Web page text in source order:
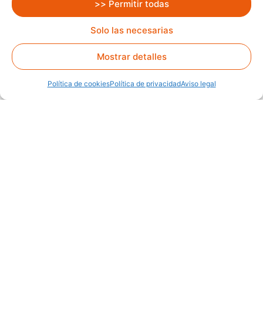
>> Permitir todas
Solo las necesarias
Mostrar detalles
Política de cookiesPolítica de privacidadAviso legal